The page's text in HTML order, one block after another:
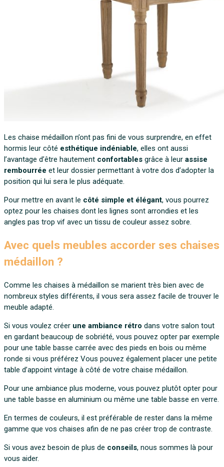
Les chaise médaillon n’ont pas fini de vous surprendre, en effet
hormis leur côté esthétique indéniable, elles ont aussi
l’avantage d’être hautement confortables grâce à leur assise
rembourrée et leur dossier permettant à votre dos d’adopter la
position qui lui sera le plus adéquate.
Pour mettre en avant le côté simple et élégant, vous pourrez
optez pour les chaises dont les lignes sont arrondies et les
angles pas trop vif avec un tissu de couleur assez sobre.
Avec quels meubles accorder ses chaises
médaillon ?
Comme les chaises à médaillon se marient très bien avec de
nombreux styles différents, il vous sera assez facile de trouver le
meuble adapté.
Si vous voulez créer une ambiance rétro dans votre salon tout
en gardant beaucoup de sobriété, vous pouvez opter par exemple
pour une table basse carrée avec des pieds en bois ou même
ronde si vous préférez Vous pouvez également placer une petite
table d’appoint vintage à côté de votre chaise médaillon.
Pour une ambiance plus moderne, vous pouvez plutôt opter pour
une table basse en aluminium ou même une table basse en verre.
En termes de couleurs, il est préférable de rester dans la même
gamme que vos chaises afin de ne pas créer trop de contraste.
Si vous avez besoin de plus de conseils, nous sommes là pour
vous aider.